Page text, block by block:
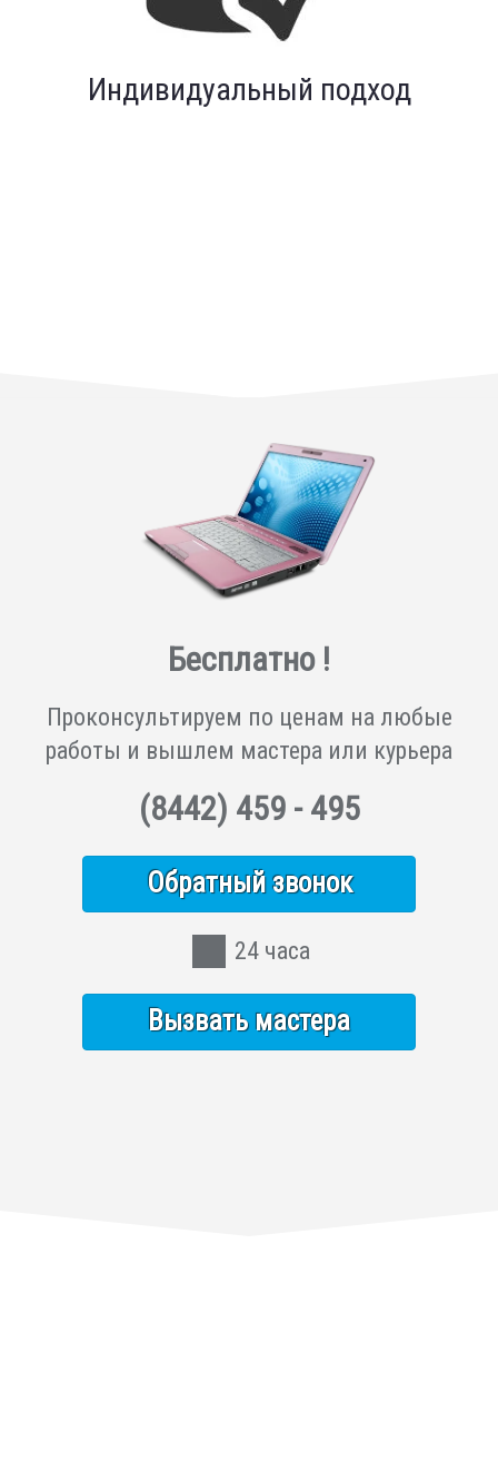
Индивидуальный подход
Бесплатно !
Проконсультируем по ценам на любые
работы и вышлем мастера или курьера
(8442) 459 - 495
Обратный звонок
24 часа
Вызвать мастера